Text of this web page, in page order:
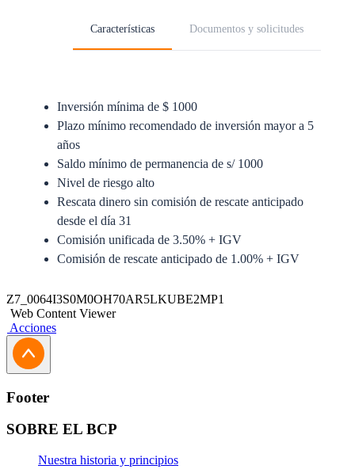
Características Documentos y solicitudes
Inversión mínima de $ 1000
Plazo mínimo recomendado de inversión mayor a 5
años
Saldo mínimo de permanencia de s/ 1000
Nivel de riesgo alto
Rescata dinero sin comisión de rescate anticipado
desde el día 31
Comisión unificada de 3.50% + IGV
Comisión de rescate anticipado de 1.00% + IGV
Prospecto Simplificado
Solicitud de Traspaso
Z7_0064I3S0M0OH70AR5LKUBE2MP1
Web Content Viewer
Acciones
Footer
SOBRE EL BCP
Nuestra historia y principios